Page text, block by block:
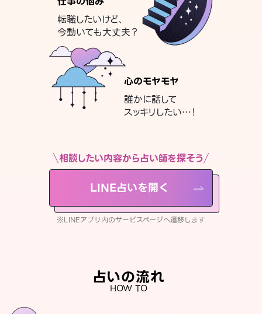
転職したいけど、
今動いても大丈夫？
心のモヤモヤ
誰かに話して
スッキリしたい…！
相談したい内容から占い師を探そう
LINE占いを開く
※LINEアプリ内のサービスページへ遷移します
占いの流れ
HOW TO